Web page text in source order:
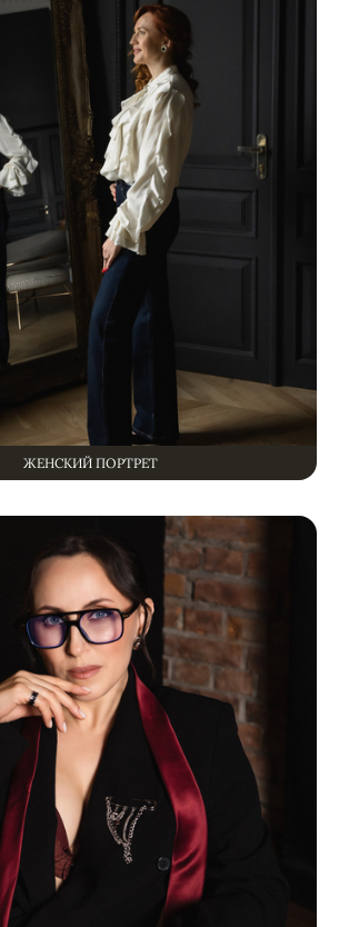
ЖЕНСКИЙ ПОРТРЕТ